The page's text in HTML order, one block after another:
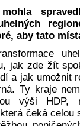
aby tato
jak zde žít
a jak umožnit
Ty kraje
výši HDP,
čeká celou